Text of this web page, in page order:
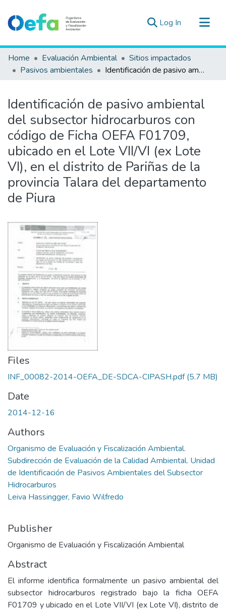
Log In (current)
Communities & Collections
All of DSpace
Estad. Externas
Guias ▾
Home Evaluación Ambiental
Sitios impactados
Pasivos ambientales
Identificación de pasivo ambiental del subsector hidrocarburos con código de Ficha OEFA F01709, ubicado en el Lote VII/VI (ex Lote VI), en el distrito de Pariñas de la provincia Talara del departamento de Piura
Identificación de pasivo ambiental
del subsector hidrocarburos con
código de Ficha OEFA F01709,
ubicado en el Lote VII/VI (ex Lote
VI), en el distrito de Pariñas de la
provincia Talara del departamento
de Piura
Files
INF_00082-2014-OEFA_DE-SDCA-CIPASH.pdf(5.7 MB)
Date
2014-12-16
Authors
Organismo de Evaluación y Fiscalización Ambiental.
Subdirección de Evaluación de la Calidad Ambiental. Unidad
de Identificación de Pasivos Ambientales del Subsector
Hidrocarburos
Leiva Hassingger, Favio Wilfredo
Publisher
Organismo de Evaluación y Fiscalización Ambiental
Abstract
El informe identifica formalmente un pasivo ambiental del
subsector hidrocarburos registrado bajo la ficha OEFA
F01709 y ubicado en el Lote VII/VI (ex Lote VI), distrito de